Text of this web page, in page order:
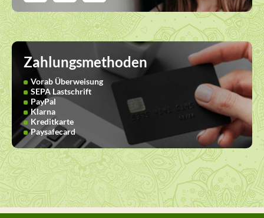
Zahlungsmethoden
Vorab Überweisung
SEPA Lastschrift
PayPal
Klarna
Kreditkarte
Paysafecard